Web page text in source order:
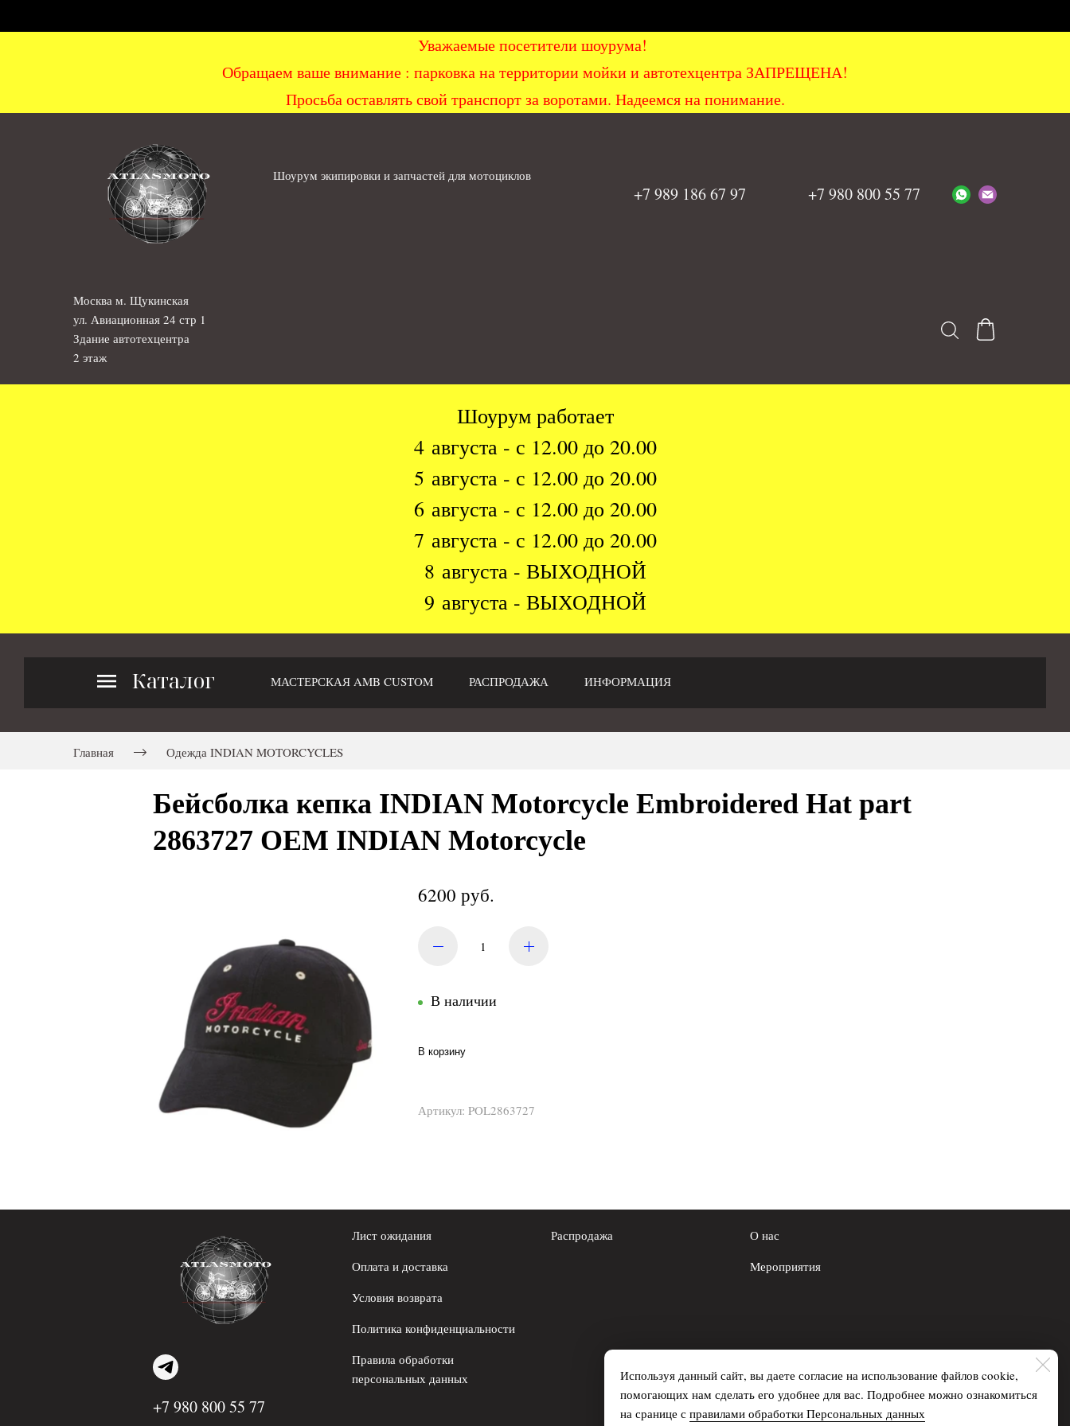
Уважаемые посетители шоурума!
Обращаем ваше внимание : парковка на территории мойки и автотехцентра ЗАПРЕЩЕНА!
Просьба оставлять свой транспорт за воротами. Надеемся на понимание.
Шоурум экипировки и запчастей для мотоциклов
+7 980 800 55 77
+7 989 186 67 97
Москва м. Щукинская
ул. Авиационная 24 стр 1
Здание автотехцентра
2 этаж
Шоурум работает
4 августа - с 12.00 до 20.00
5 августа - с 12.00 до 20.00
6 августа - с 12.00 до 20.00
7 августа - с 12.00 до 20.00
8 августа - ВЫХОДНОЙ
9 августа - ВЫХОДНОЙ
Каталог МАСТЕРСКАЯ AMB CUSTOM РАСПРОДАЖА ИНФОРМАЦИЯ
Главная Одежда INDIAN MOTORCYCLES
Бейсболка кепка INDIAN Motorcycle Embroidered Hat part
2863727 OEM INDIAN Motorcycle
6200 руб.
В наличии
В корзину
Артикул: POL2863727
Используя данный сайт, вы даете согласие на использование файлов cookie,
помогающих нам сделать его удобнее для вас. Подробнее можно ознакомиться
на сранице с правилами обработки Персональных данных
+7 980 800 55 77
Лист ожидания
Оплата и доставка
Условия возврата
Политика конфиденциальности
Правила обработки
персональных данных
Распродажа
О нас
Мероприятия